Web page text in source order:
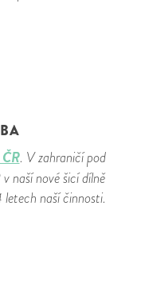
. V zahraničí pod
naší nové šicí dílně
naší činnosti.